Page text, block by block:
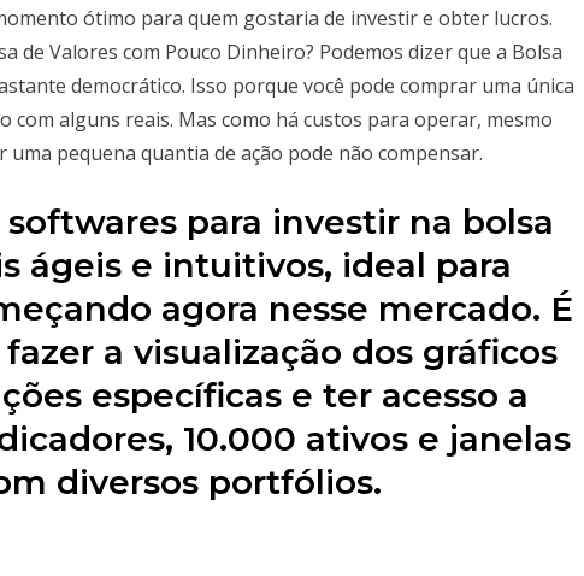
ótimo para quem gostaria de investir e obter lucros.
de Valores com Pouco Dinheiro? Podemos dizer que a Bolsa
democrático. Isso porque você pode comprar uma única
com alguns reais. Mas como há custos para operar, mesmo
pequena quantia de ação pode não compensar.
para investir na bolsa
ágeis e intuitivos, ideal para
agora nesse mercado. É
a visualização dos gráficos
específicas e ter acesso a
10.000 ativos e janelas
diversos portfólios.